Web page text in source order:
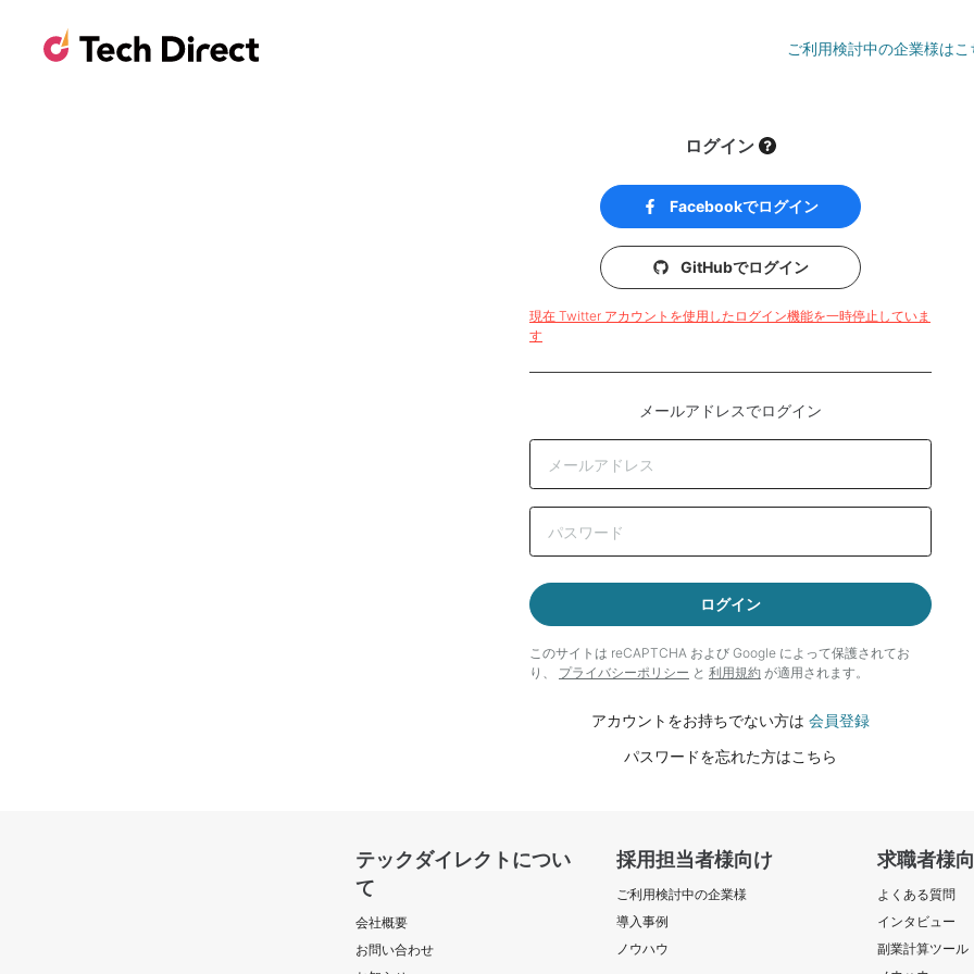
ご利用検討中の企業様はこ
ログイン
Facebookでログイン
GitHubでログイン
現在 Twitter アカウントを使用したログイン機能を一時停止していま
す
メールアドレスでログイン
ログイン
このサイトは reCAPTCHA および Google によって保護されてお
り、 プライバシーポリシー と 利用規約 が適用されます。
アカウントをお持ちでない方は 会員登録
パスワードを忘れた方はこちら
テックダイレクトについ
て
会社概要
お問い合わせ
採用担当者様向け
ご利用検討中の企業様
導入事例
ノウハウ
求職者様
よくある質問
インタビュー
副業計算ツール